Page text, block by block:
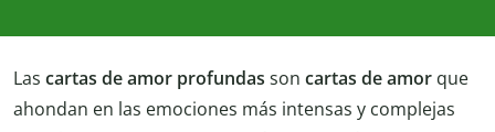
Las cartas de amor profundas son cartas de amor que
ahondan en las emociones más intensas y complejas